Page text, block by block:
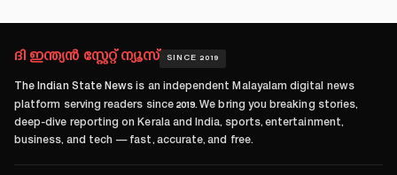
ദി ഇന്ത്യൻ സ്റ്റേറ്റ് ന്യൂസ് SINCE 2019
The Indian State News is an independent Malayalam digital news
platform serving readers since 2019. We bring you breaking stories,
deep-dive reporting on Kerala and India, sports, entertainment,
business, and tech — fast, accurate, and free.